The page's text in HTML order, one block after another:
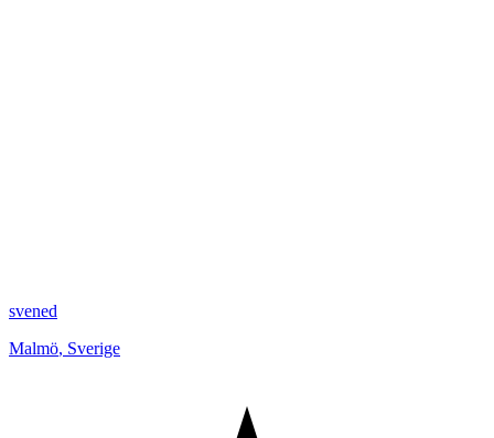
svened
Malmö, Sverige